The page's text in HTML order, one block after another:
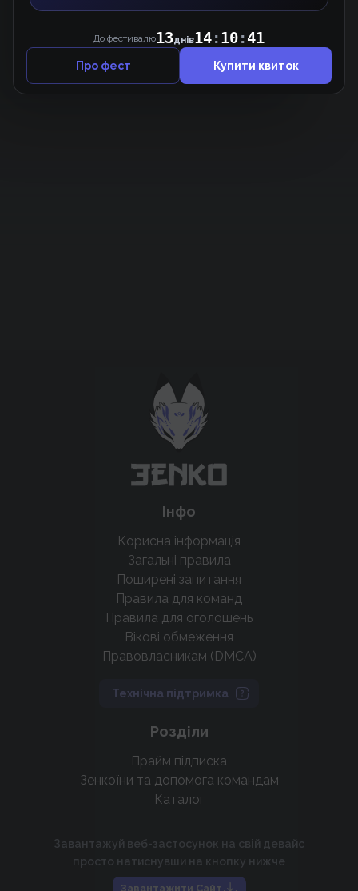
Вебкомікс
крутих нововведень
Підтримати проєкт
Інфо
Корисна інформація
Загальні правила
Поширені запитання
Правила для команд
Правила для оголошень
Вікові обмеження
Правовласникам (DMCA)
Технічна підтримка
Розділи
Прайм підписка
Зенкоїни та допомога командам
Каталог
Завантажуй веб-застосунок на свій девайс
просто натиснувши на кнопку нижче
Завантажити Сайт
До фестивалю13днів14:10:41
Про фест Купити квиток